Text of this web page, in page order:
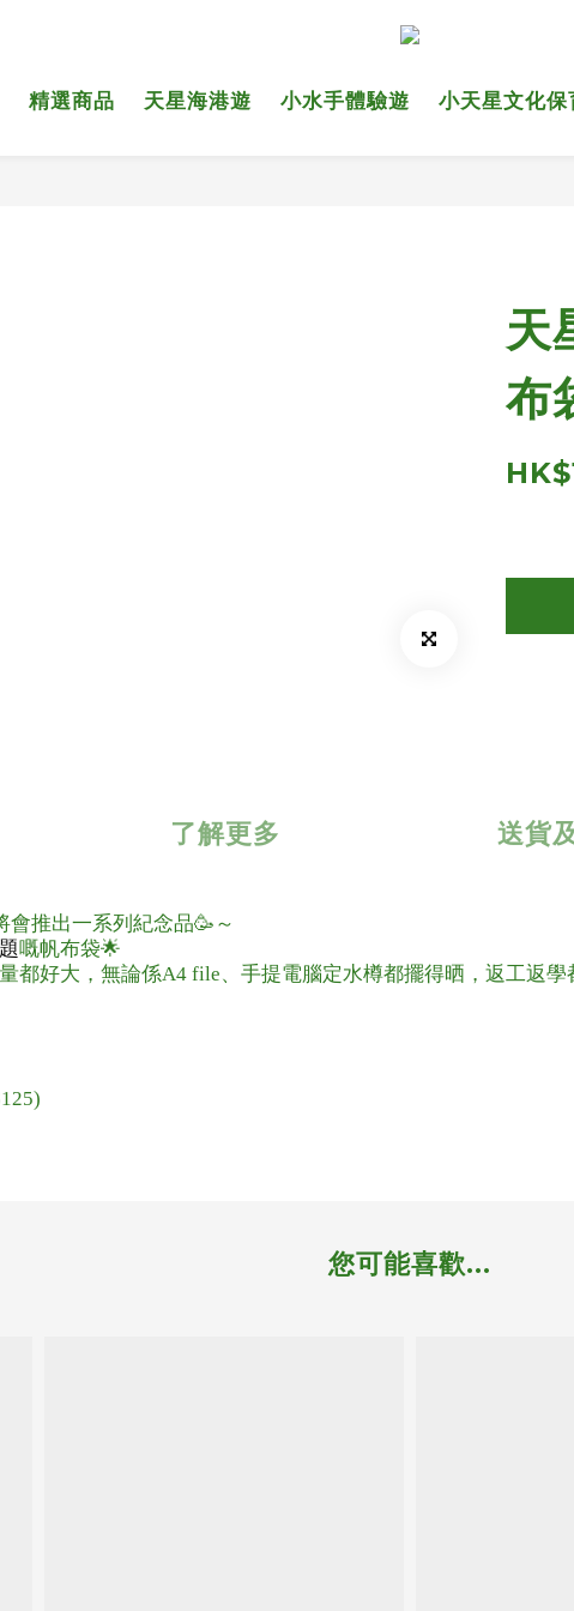
精選商品 天星海港遊 小水手體驗遊 小天星文化保
天
布
了解更多 送貨
會推出一系列紀念品🥳～
嘅帆布袋🌟
都好大，無論係A4 file、手提電腦定水樽都擺得晒，返工返學
您可能喜歡...